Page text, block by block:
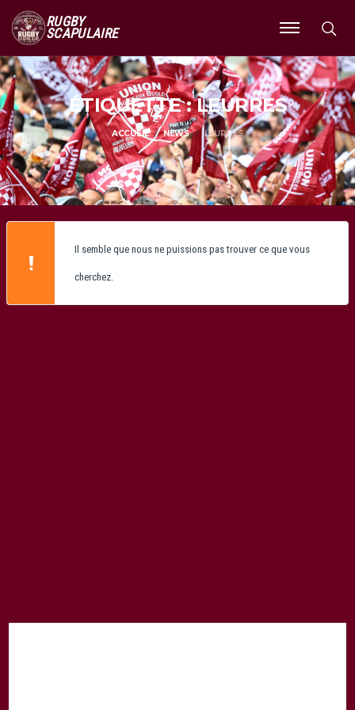
RUGBY
SCAPULAIRE
Ouvrir
le
menu
ÉTIQUETTE : LEURRES
ACCUEIL NEWS LEURRES
Il semble que nous ne puissions pas trouver ce que vous
cherchez.